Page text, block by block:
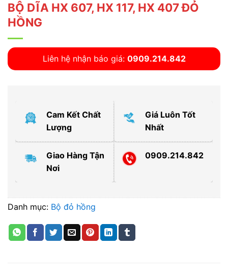
BỘ DĨA HX 607, HX 117, HX 407 ĐỎ
HỒNG
Liên hệ nhận báo giá: 0909.214.842
Cam Kết Chất
Lượng
Giá Luôn Tốt
Nhất
Giao Hàng Tận
Nơi
0909.214.842
Danh mục: Bộ đỏ hồng